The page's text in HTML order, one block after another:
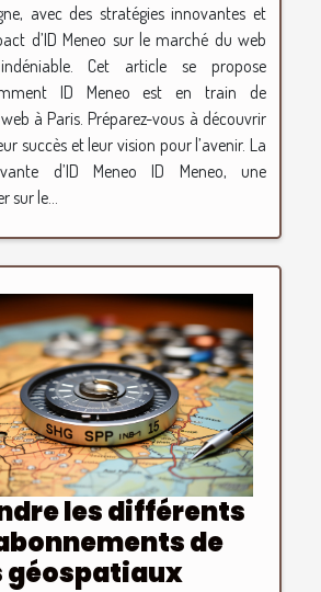
avec des stratégies innovantes et
d’ID Meneo sur le marché du web
Cet article se propose
ID Meneo est en train de
à Paris. Préparez-vous à découvrir
succès et leur vision pour l’avenir. La
d’ID Meneo ID Meneo, une
le...
les différents
de
géospatiaux